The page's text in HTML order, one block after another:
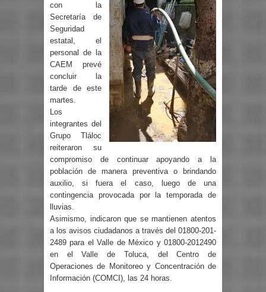
con la
Secretaría de
Seguridad
estatal, el
personal de la
CAEM prevé
concluir la
tarde de este
martes.
Los
integrantes del
Grupo Tláloc
reiteraron su
compromiso de continuar apoyando a la
población de manera preventiva o brindando
auxilio, si fuera el caso, luego de una
contingencia provocada por la temporada de
lluvias.
Asimismo, indicaron que se mantienen atentos
a los avisos ciudadanos a través del 01800-201-
2489 para el Valle de México y 01800-2012490
en el Valle de Toluca, del Centro de
Operaciones de Monitoreo y Concentración de
Información (COMCI), las 24 horas.